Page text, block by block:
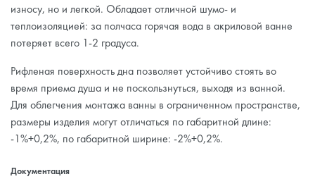
износу, но и легкой. Обладает отличной шумо- и
теплоизоляцией: за полчаса горячая вода в акриловой ванне
потеряет всего 1-2 градуса.
Рифленая поверхность дна позволяет устойчиво стоять во
время приема душа и не поскользнуться, выходя из ванной.
Для облегчения монтажа ванны в ограниченном пространстве,
размеры изделия могут отличаться по габаритной длине:
-1%+0,2%, по габаритной ширине: -2%+0,2%.
Документация